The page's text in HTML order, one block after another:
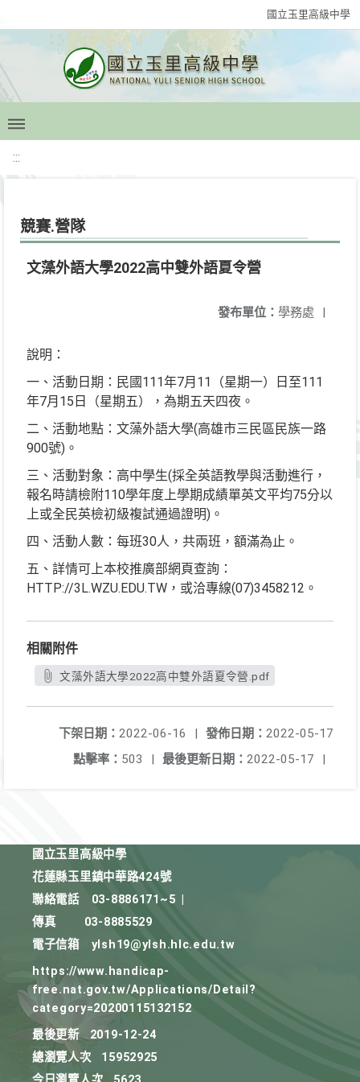
國立玉里高級中學
:::
競賽.營隊
文藻外語大學2022高中雙外語夏令營
發布單位： 學務處 |
說明：
一、活動日期：民國111年7月11（星期一）日至111
年7月15日（星期五），為期五天四夜。
二、活動地點：文藻外語大學(高雄市三民區民族一路
900號)。
三、活動對象：高中學生(採全英語教學與活動進行，
報名時請檢附110學年度上學期成績單英文平均75分以
上或全民英檢初級複試通過證明)。
四、活動人數：每班30人，共兩班，額滿為止。
五、詳情可上本校推廣部網頁查詢：
HTTP://3L.WZU.EDU.TW，或洽專線(07)3458212。
相關附件
文藻外語大學2022高中雙外語夏令營.pdf
發佈日期： 2022-05-17
下架日期： 2022-06-16
|
最後更新日期： 2022-05-17 |
點擊率： 503 |
國立玉里高級中學
花蓮縣玉里鎮中華路424號
聯絡電話
03-8886171~5
傳真
03-8885529
電子信箱
ylsh19@ylsh.hlc.edu.tw
https://www.handicap-
free.nat.gov.tw/Applications/Detail?
category=20200115132152
最後更新
2019-12-24
總瀏覽人次
15952925